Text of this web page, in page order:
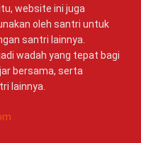
website ini juga
oleh santri untuk
santri lainnya.
wadah yang tepat bagi
bersama, serta
lainnya.